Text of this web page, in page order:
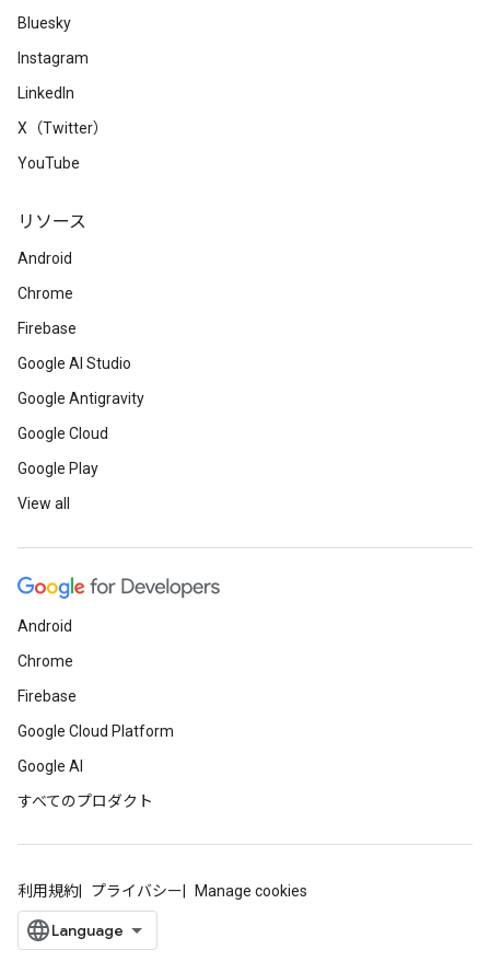
Bluesky
Instagram
LinkedIn
X（Twitter）
YouTube
リソース
Android
Chrome
Firebase
Google AI Studio
Google Antigravity
Google Cloud
Google Play
View all
Android
Chrome
Firebase
Google Cloud Platform
Google AI
すべてのプロダクト
利用規約 プライバシー Manage cookies